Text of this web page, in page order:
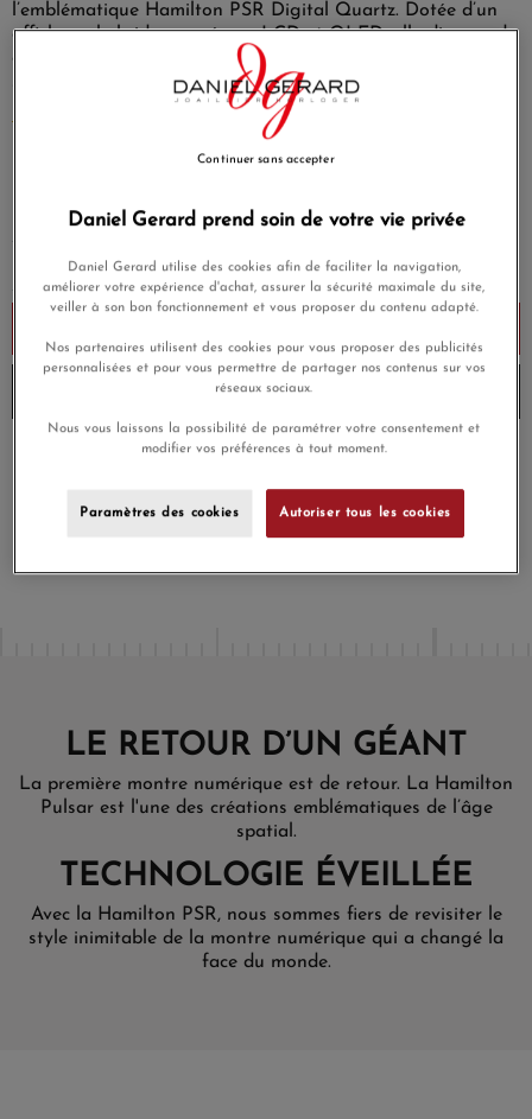
l’emblématique Hamilton PSR Digital Quartz. Dotée d’un
affichage hybride avec écran LCD et OLED, elle dispose de
chiffres numériques rouges, facilement lisibles de jour et
s'illuminant la nuit sur simple pression d’un bouton.
Envoi sous 8 à 10 jours
LE RETOUR D’UN GÉANT
La première montre numérique est de retour. La Hamilton
Pulsar est l'une des créations emblématiques de l’âge
spatial.
TECHNOLOGIE ÉVEILLÉE
Avec la Hamilton PSR, nous sommes fiers de revisiter le
style inimitable de la montre numérique qui a changé la
face du monde.
Daniel Gerard prend soin de votre vie privée
Daniel Gerard utilise des cookies afin de faciliter la navigation,
améliorer votre expérience d'achat, assurer la sécurité maximale du site,
veiller à son bon fonctionnement et vous proposer du contenu adapté.
Nos partenaires utilisent des cookies pour vous proposer des publicités
personnalisées et pour vous permettre de partager nos contenus sur vos
réseaux sociaux.
Nous vous laissons la possibilité de paramétrer votre consentement et
modifier vos préférences à tout moment.
Paramètres des cookies Autoriser tous les cookies
Continuer sans accepter